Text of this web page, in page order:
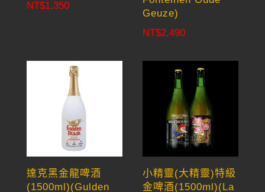
NT$1,350
Geuze)
NT$2,490
達克黑金龍啤酒
(1500ml)(Gulden
小精靈(大精靈)特級
金啤酒(1500ml)(La